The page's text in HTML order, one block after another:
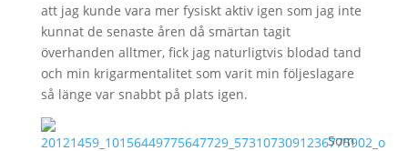
att jag kunde vara mer fysiskt aktiv igen som jag inte
kunnat de senaste åren då smärtan tagit
överhanden alltmer, fick jag naturligtvis blodad tand
och min krigarmentalitet som varit min följeslagare
så länge var snabbt på plats igen.
Som